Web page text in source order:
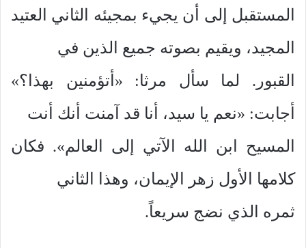
المستقبل إلى أن يجيء بمجيئه الثاني العتيد
المجيد، ويقيم بصوته جميع الذين في
القبور. لما سأل مرثا: «أتؤمنين بهذا؟»
أجابت: «نعم يا سيد، أنا قد آمنت أنك أنت
المسيح ابن الله الآتي إلى العالم». فكان
كلامها الأول زهر الإيمان، وهذا الثاني
ثمره الذي نضج سريعاً.